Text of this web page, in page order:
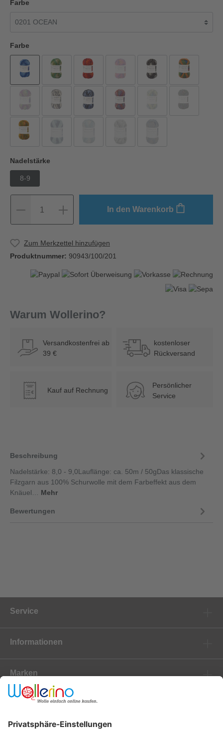
Farbe
Farbe
Nadelstärke
8-9
1 In den Warenkorb
Zum Merkzettel hinzufügen
Produktnummer: 90943/100/201
Warum Wollerino?
Versandkostenfrei ab
39 €
kostenloser
Rückversand
€ Kauf auf Rechnung
Persönlicher
Service
Beschreibung
Nadelstärke: 8,0 - 9,0Lauflänge: ca. 50m / 50gDas klassische
Filzgarn aus 100% Schurwolle mit dem Farbeffekt aus dem
Knäuel… Mehr
Bewertungen
Service
Informationen
Marken
Newsletter